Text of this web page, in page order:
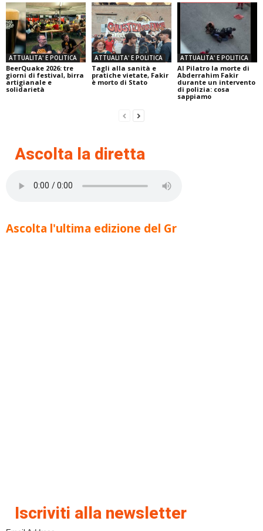
ATTUALITA' E POLITICA
BeerQuake 2026: tre
giorni di festival, birra
artigianale e
solidarietà
ATTUALITA' E POLITICA
Tagli alla sanità e
pratiche vietate, Fakir
è morto di Stato
ATTUALITA' E POLITICA
Al Pilatro la morte di
Abderrahim Fakir
durante un intervento
di polizia: cosa
sappiamo
Ascolta la diretta
Ascolta l'ultima edizione del Gr
Iscriviti alla newsletter